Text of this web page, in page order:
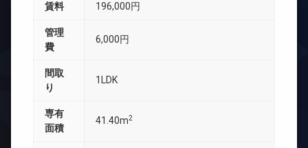
賃料 196,000円
管理
費
6,000円
間取
り
1LDK
専有
面積
41.40m2